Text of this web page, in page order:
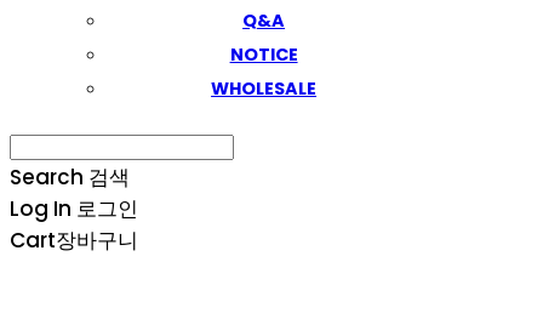
Q&A
NOTICE
WHOLESALE
Search 검색
Log In 로그인
Cart장바구니